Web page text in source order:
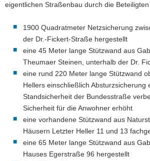
eigentlichen Straßenbau durch die
1900 Quadratmeter Netzsicherung
der Dr.-Fickert-Straße hergestellt
eine 45 Meter lange Stützwand aus
Theumaer Steinen, unterhalb der Dr.
eine rund 220 Meter lange Stützwand
Hellers einschließlich Absturzsicherung
Standsicherheit der Bundesstraße
Sicherheit für die Anwohner erhöht
eine vorhandene Stützwand aus
Häusern Letzter Heller 11 und 13
eine 65 Meter lange Stützwand aus
Hauses Egerstraße 96 hergestellt